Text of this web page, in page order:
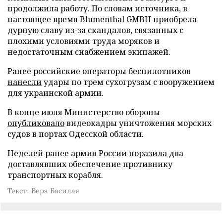
продолжила работу. По словам источника, в
настоящее время Blumenthal GMBH приобрела
дурную славу из-за скандалов, связанных с
плохими условиями труда моряков и
недостаточным снабжением экипажей.
Ранее российские операторы беспилотников
нанеслиудары по трем сухогрузам с вооружением
для украинской армии.
В конце июля Министерство обороны
опубликоваловидеокадры уничтожения морских
судов в портах Одесской области.
Неделей ранее армия Россиипоразила два
доставлявших обеспечение противнику
транспортных корабля.
Текст: Вера Басилая